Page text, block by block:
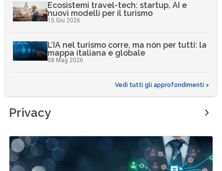
Ecosistemi travel-tech: startup, AI e
nuovi modelli per il turismo
15 Giu 2026
L’IA nel turismo corre, ma non per tutti: la
mappa italiana e globale
08 Mag 2026
Vedi tutti gli approfondimenti >
Privacy